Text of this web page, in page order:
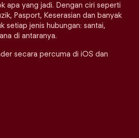
apa yang jadi. Dengan ciri seperti
Pasport, Keserasian dan banyak
setiap jenis hubungan: santai,
di antaranya.
secara percuma di iOS dan